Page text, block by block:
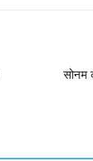
सोनम